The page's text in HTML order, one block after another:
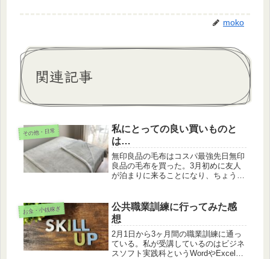
moko
関連記事
その他・日常
私にとっての良い買いものと
は…
無印良品の毛布はコスパ最強先日無印
良品の毛布を買った。3月初めに友人
が泊まりに来ることになり、ちょうど
と、現在使っている毛布が昔のThe毛
布という感じでかなり重いので、こ
れ...
お金・小銭稼ぎ
公共職業訓練に行ってみた感
想
2月1日から3ヶ月間の職業訓練に通っ
ている。私が受講しているのはビジネ
スソフト実践科というWordやExcel、